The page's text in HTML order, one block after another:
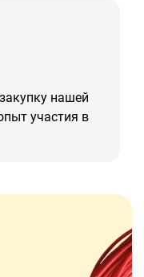
нашей
участия в